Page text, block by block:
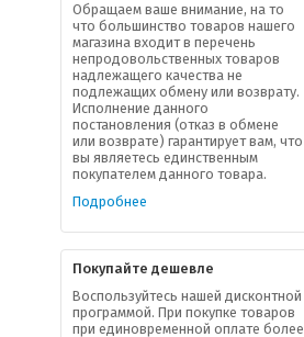
Обращаем ваше внимание, на то
что большинство товаров нашего
магазина входит в перечень
непродовольственных товаров
надлежащего качества не
подлежащих обмену или возврату.
Исполнение данного
постановления (отказ в обмене
или возврате) гарантирует вам, что
вы являетесь единственным
покупателем данного товара.
Подробнее
Покупайте дешевле
Воспользуйтесь нашей дисконтной
программой. При покупке товаров
при единовременной оплате более